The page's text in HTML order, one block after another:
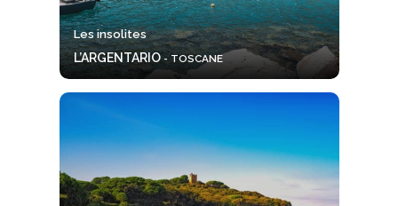
Les insolites
L’ARGENTARIO - TOSCANE